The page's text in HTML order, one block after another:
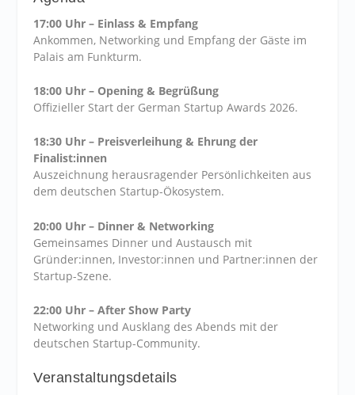
17:00 Uhr – Einlass & Empfang
Ankommen, Networking und Empfang der Gäste im
Palais am Funkturm.
18:00 Uhr – Opening & Begrüßung
Offizieller Start der German Startup Awards 2026.
18:30 Uhr – Preisverleihung & Ehrung der
Finalist:innen
Auszeichnung herausragender Persönlichkeiten aus
dem deutschen Startup-Ökosystem.
20:00 Uhr – Dinner & Networking
Gemeinsames Dinner und Austausch mit
Gründer:innen, Investor:innen und Partner:innen der
Startup-Szene.
22:00 Uhr – After Show Party
Networking und Ausklang des Abends mit der
deutschen Startup-Community.
Veranstaltungsdetails